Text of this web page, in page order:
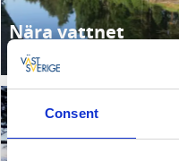
Consent
Nära vattnet
Läs mer